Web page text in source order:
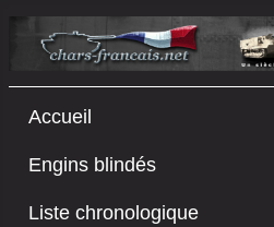
Accueil
Engins blindés
Liste chronologique